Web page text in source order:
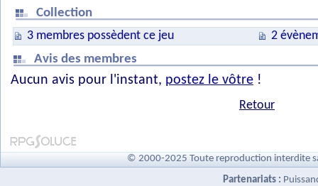
Collection
3 membres possèdent ce jeu
2
Avis des membres
Aucun avis pour l'instant, postez le vôtre !
Retour
© 2000-2025 Toute reproduction interdite
Partenariats :